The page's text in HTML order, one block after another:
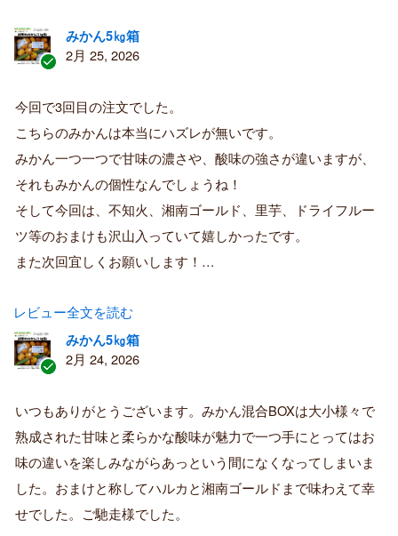
証
済
み
購
者
みかん5㎏箱
2月 25, 2026
今回で3回目の注文でした。
こちらのみかんは本当にハズレが無いです。
みかん一つ一つで甘味の濃さや、酸味の強さが違いますが、
それもみかんの個性なんでしょうね！
そして今回は、不知火、湘南ゴールド、里芋、ドライフルー
ツ等のおまけも沢山入っていて嬉しかったです。
また次回宜しくお願いします！…
レビュー全文を読む
証
済
み
購
者
みかん5㎏箱
2月 24, 2026
いつもありがとうございます。みかん混合BOXは大小様々で
熟成された甘味と柔らかな酸味が魅力で一つ手にとってはお
味の違いを楽しみながらあっという間になくなってしまいま
した。おまけと称してハルカと湘南ゴールドまで味わえて幸
せでした。ご馳走様でした。